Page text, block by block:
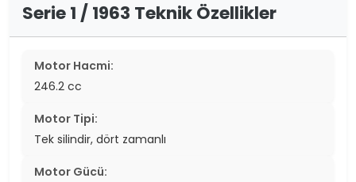
Serie 1 / 1963 Teknik Özellikler
Motor Hacmi:
246.2 cc
Motor Tipi:
Tek silindir, dört zamanlı
Motor Gücü: